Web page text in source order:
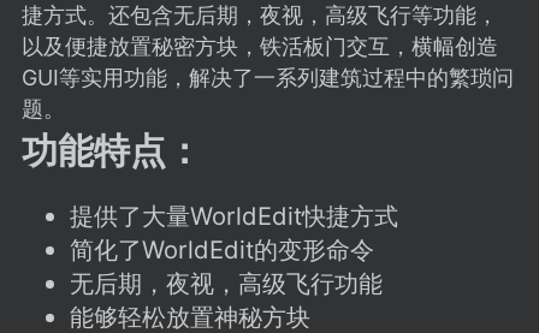
教程 材质 社区
11-27 02:06
电脑端
社区的建议&反馈板块，欢迎每
在这里畅所欲言，提出你对 社区功能、
、管理方式等方面 的任何想法！...
捷方式。还包含无后期，夜视，高级飞行等功能，
以及便捷放置秘密方块，铁活板门交互，横幅创造
GUI等实用功能，解决了一系列建筑过程中的繁琐问
题。
功能特点：
提供了大量WorldEdit快捷方式
简化了WorldEdit的变形命令
无后期，夜视，高级飞行功能
能够轻松放置神秘方块